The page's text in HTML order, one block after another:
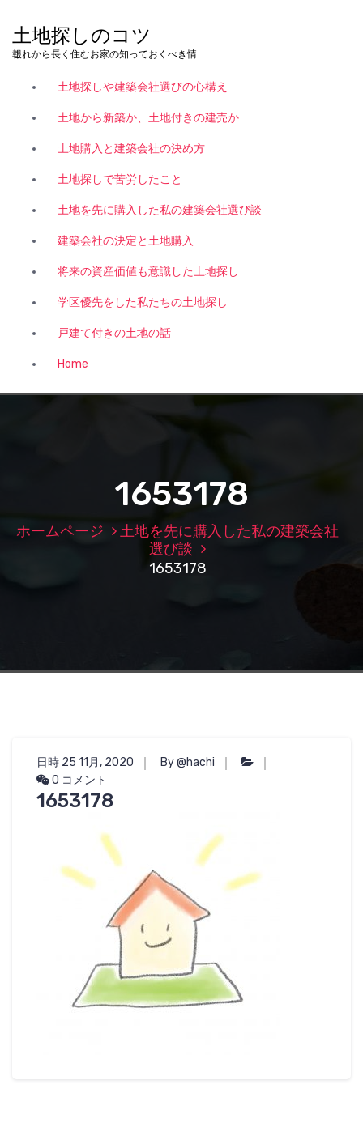
土地探しのコツ
これから長く住むお家の知っておくべき情報。
土地探しや建築会社選びの心構え
土地から新築か、土地付きの建売か
土地購入と建築会社の決め方
土地探しで苦労したこと
土地を先に購入した私の建築会社選び談
建築会社の決定と土地購入
将来の資産価値も意識した土地探し
学区優先をした私たちの土地探し
戸建て付きの土地の話
Home
1653178
ホームページ
土地を先に購入した私の建築会社
選び談
1653178
日時 25 11月, 2020
By @hachi
0 コメント
1653178